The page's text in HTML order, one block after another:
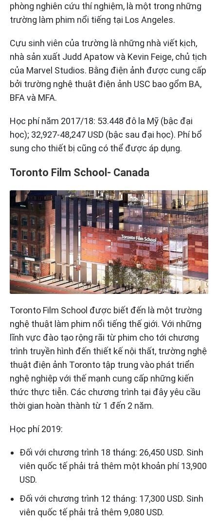
phòng nghiên cứu thí nghiệm, là một trong những
trường làm phim nổi tiếng tại Los Angeles.
Cựu sinh viên của trường là những nhà viết kịch,
nhà sản xuất Judd Apatow và Kevin Feige, chủ tịch
của Marvel Studios. Bằng điện ảnh được cung cấp
bởi trường nghệ thuật điện ảnh USC bao gổm BA,
BFA và MFA.
Học phí năm 2017/18: 53.448 đô la Mỹ (bậc đại
học); 32,927-48,247 USD (bậc sau đại học). Phí bổ
sung cho thiết bị cũng có thể được áp dụng.
Toronto Film School- Canada
Toronto Film School được biết đến là một trường
nghệ thuật làm phim nổi tiếng thế giới. Với những
lĩnh vực đào tạo rộng rãi từ phim cho tới chương
trình truyền hình đến thiết kế nội thất, trường nghệ
thuật điện ảnh Toronto tập trung vào phát triển
nghệ nghiệp với thế mạnh cung cấp những kiến
thức thực tiễn. Các chương trình tại đây yêu cầu
thời gian hoàn thành từ 1 đến 2 năm.
Học phí 2019:
Đối với chương trình 18 tháng: 26,450 USD. Sinh
viên quốc tế phải trả thêm một khoản phí 13,900
USD.
Đối với chương trình 12 tháng: 17,300 USD. Sinh
viên quốc tế phải trả thêm 9,080 USD.